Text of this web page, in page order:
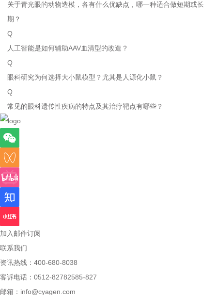
关于青光眼的动物造模，各有什么优缺点，哪一种适合做短期或长
期？
Q
人工智能是如何辅助AAV血清型的改造？
Q
眼科研究为何选择大小鼠模型？尤其是人源化小鼠？
Q
常见的眼科遗传性疾病的特点及其治疗靶点有哪些？
加入邮件订阅
联系我们
资讯热线：400-680-8038
客诉电话：0512-82782585-827
邮箱： info@cyagen.com